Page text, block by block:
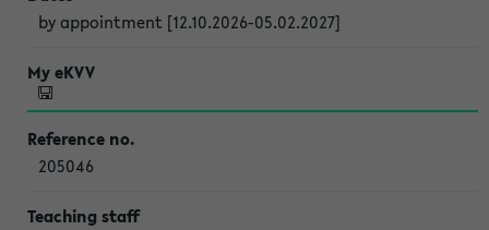
by appointment [12.10.2026-05.02.2027]
205046